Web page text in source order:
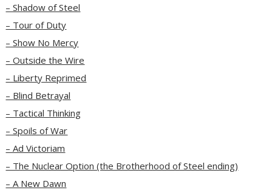
– Shadow of Steel
– Tour of Duty
– Show No Mercy
– Outside the Wire
– Liberty Reprimed
– Blind Betrayal
– Tactical Thinking
– Spoils of War
– Ad Victoriam
– The Nuclear Option (the Brotherhood of Steel ending)
– A New Dawn